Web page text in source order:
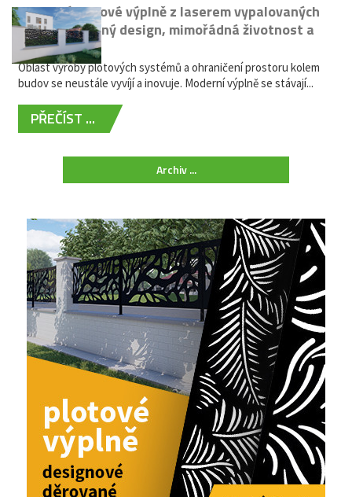
Moderní plotové výplně z laserem vypalovaných
kovů: výjimečný design, mimořádná životnost a
žádná údržba
Oblast výroby plotových systémů a ohraničení prostoru kolem
budov se neustále vyvíjí a inovuje. Moderní výplně se stávají...
PŘEČÍST ...
Archiv ...